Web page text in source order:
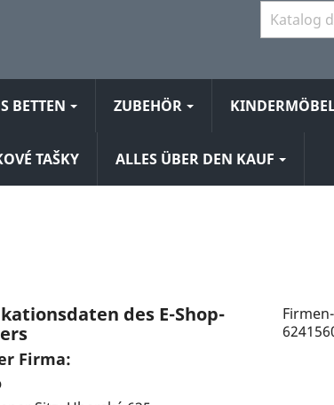
BETTEN ZUBEHÖR
TAŠKY ALLES ÜBER DEN KAUF
des E-Shop-
Firma: